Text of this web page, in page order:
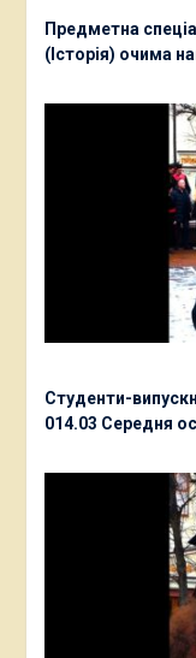
Предметна
(Історія) очима
Студенти-
014.03 Середня